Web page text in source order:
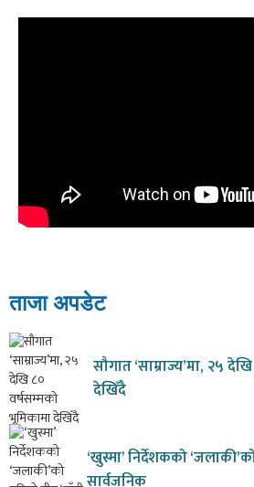
ताजा अपडेट
सौगात ‘साम्राज्य’मा, २५
देखिँदै
‘खुस्मा’ निर्देशकको
सार्वजनिक